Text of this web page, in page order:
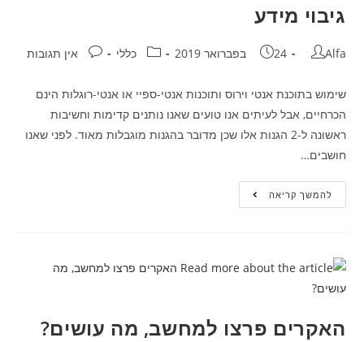
גיבוי מידע
Alfa 24 בפברואר 2019 כללי אין תגובות
שימוש בתוכנת אנטי וירוס ותוכנות אנטי-ספיי או אנטי-רוגלות הינם
הכרחיים, אבל לעיתים אנו טועים שאנו נותנים קדימות וחשיבות
ראשונה ל-2 הגנות אלו שכן מדובר בהגנות מוגבלות מאוד. לפני שאנו
חושבים…
להמשך קריאה
האקרים פרצו למחשב, מה עושים?